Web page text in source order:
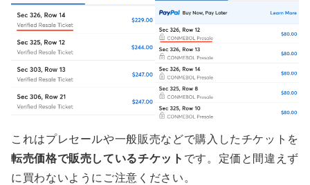
これはプレセールや一般販売などで購入したチケットを
転売価格で販売しているチケット です。定価と間違えず
に買わないようにご注意ください。